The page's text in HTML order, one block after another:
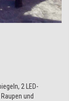
2 LED-
und